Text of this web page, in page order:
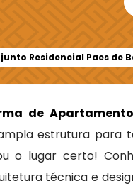
Residencial Paes de
de
estrutura para
o lugar certo!
técnica e